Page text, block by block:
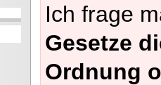
Ich frage
Gesetze
Ordnung